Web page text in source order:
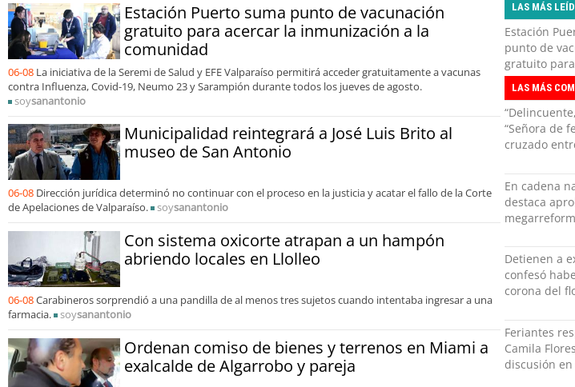
Estación Puerto suma punto de vacunación
gratuito para acercar la inmunización a la
comunidad
06-08 La iniciativa de la Seremi de Salud y EFE Valparaíso permitirá acceder gratuitamente a vacunas
contra Influenza, Covid-19, Neumo 23 y Sarampión durante todos los jueves de agosto.
soysanantonio
Municipalidad reintegrará a José Luis Brito al
museo de San Antonio
06-08 Dirección jurídica determinó no continuar con el proceso en la justicia y acatar el fallo de la Corte
de Apelaciones de Valparaíso.
soysanantonio
Con sistema oxicorte atrapan a un hampón
abriendo locales en Llolleo
06-08Carabineros sorprendió a una pandilla de al menos tres sujetos cuando intentaba ingresar a una
farmacia.
soysanantonio
Ordenan comiso de bienes y terrenos en Miami a
exalcalde de Algarrobo y pareja
LAS MÁS
Estación
punto de
gratuito
comunidad
LAS MÁS
“Señora de
cruzado
Senado
En cadena
destaca
desafío del
Detienen a
confesó
corona del
Feriantes
Camila
discusión en